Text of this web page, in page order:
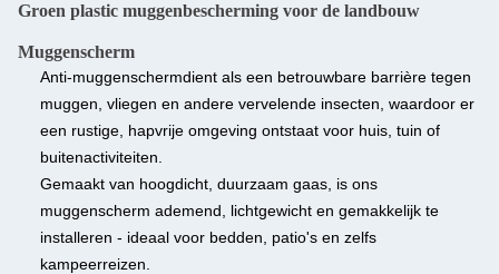
Groen plastic muggenbescherming voor de landbouw
Muggenscherm
Anti-muggenschermdient als een betrouwbare barrière tegen
muggen, vliegen en andere vervelende insecten, waardoor er
een rustige, hapvrije omgeving ontstaat voor huis, tuin of
buitenactiviteiten.
Gemaakt van hoogdicht, duurzaam gaas, is ons
muggenscherm ademend, lichtgewicht en gemakkelijk te
installeren - ideaal voor bedden, patio's en zelfs
kampeerreizen.